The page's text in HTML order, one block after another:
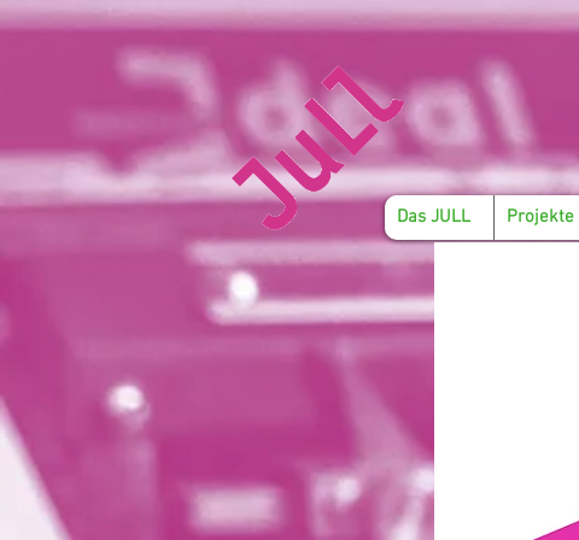
Das JULL Projekte